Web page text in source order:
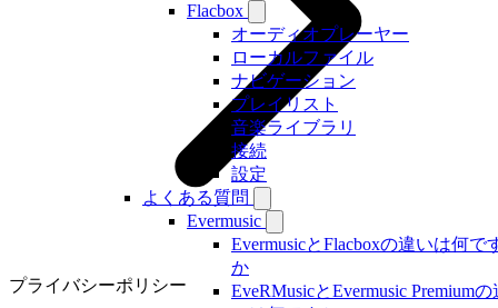
Flacbox
オーディオプレーヤー
ローカルファイル
ナビゲーション
プレイリスト
音楽ライブラリ
接続
設定
よくある質問
Evermusic
EvermusicとFlacboxの違いは何で
か
EveRMusicとEvermusic Premiumの
プライバシーポリシー